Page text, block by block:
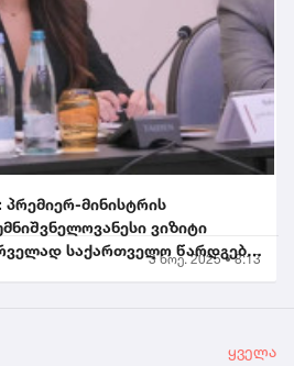
პრემიერ-მინისტრის
ვიზიტი
საქართველო წარდგება
3 ნოე. 2025 • 8:13
ყველა